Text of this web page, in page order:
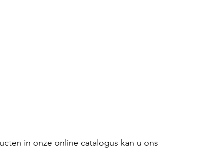
in onze online catalogus kan u ons